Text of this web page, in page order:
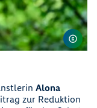
Alona
zur Reduktion